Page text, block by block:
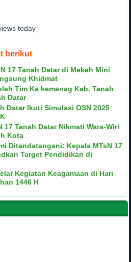
today
berikut
17 Tanah Datar di Mekah Mini
Khidmat
Tim Ka kemenag Kab. Tanah
Datar
Datar Ikuti Simulasi OSN 2025
17 Tanah Datar Nikmati Wara-Wiri
Kota
Ditandatangani: Kepala MTsN 17
Target Pendidikan di
Kegiatan Keagamaan di Hari
1446 H